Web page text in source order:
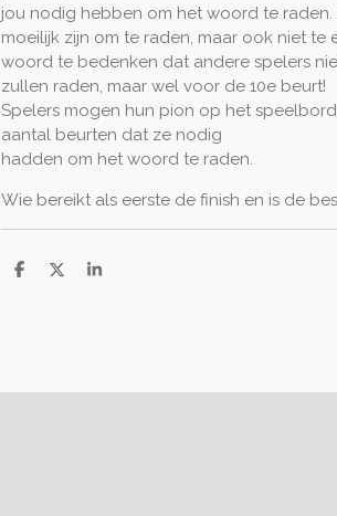
jou nodig hebben om het woord te
moeilijk zijn om te raden, maar ook niet te
woord te bedenken dat andere spelers
zullen raden, maar wel voor de 10e beurt!
Spelers mogen hun pion op het
aantal beurten dat ze nodig
hadden om het woord te raden.
Wie bereikt als eerste de finish en is de
D
D
S